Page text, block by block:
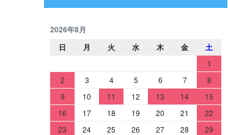
2026年8月
日
月 火 水 木 金 土
1
2
3 4 5 6 7
8
9
10 11 12 13 14
15
16
17 18 19 20 21
22
23
24 25 26 27 28
29